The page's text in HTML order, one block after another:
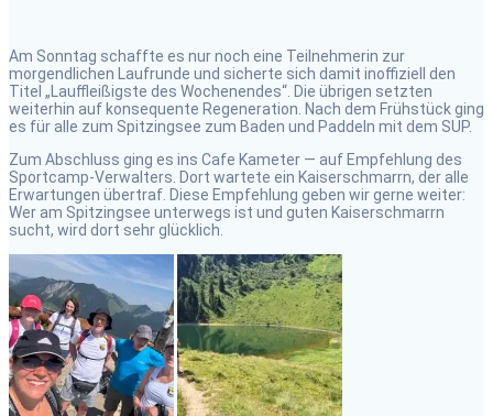
Am Sonntag schaffte es nur noch eine Teilnehmerin zur
morgendlichen Laufrunde und sicherte sich damit inoffiziell den
Titel „Lauffleißigste des Wochenendes“. Die übrigen setzten
weiterhin auf konsequente Regeneration. Nach dem Frühstück ging
es für alle zum Spitzingsee zum Baden und Paddeln mit dem SUP.
Zum Abschluss ging es ins Cafe Kameter — auf Empfehlung des
Sportcamp-Verwalters. Dort wartete ein Kaiserschmarrn, der alle
Erwartungen übertraf. Diese Empfehlung geben wir gerne weiter:
Wer am Spitzingsee unterwegs ist und guten Kaiserschmarrn
sucht, wird dort sehr glücklich.